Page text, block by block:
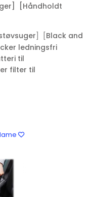
[Håndholdt
] [Black and
ledningsfri
til
filter til